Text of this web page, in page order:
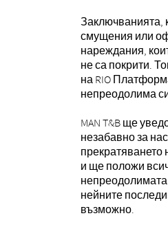
Заключванията,
смущения или
нареждания,
не са покрити.
на RIO
непреодолима
MAN T&B ще
незабавно за
и ще положи
нейните
възможно.